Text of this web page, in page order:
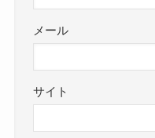
メール
サイト